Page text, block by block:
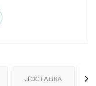
ДОСТАВКА